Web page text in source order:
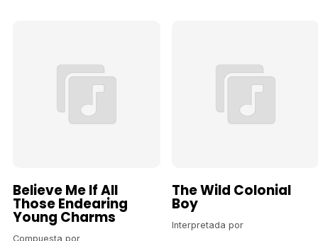
Believe Me If All
Those Endearing
Young Charms
Compuesta por
The Wild Colonial
Boy
Interpretada por